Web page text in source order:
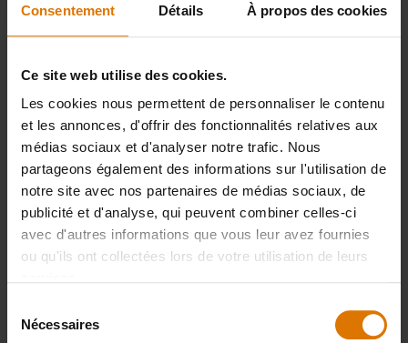
Consentement Détails À propos des cookies
Ce site web utilise des cookies.
Les cookies nous permettent de personnaliser le contenu
et les annonces, d'offrir des fonctionnalités relatives aux
médias sociaux et d'analyser notre trafic. Nous
partageons également des informations sur l'utilisation de
notre site avec nos partenaires de médias sociaux, de
publicité et d'analyse, qui peuvent combiner celles-ci
avec d'autres informations que vous leur avez fournies
ou qu'ils ont collectées lors de votre utilisation de leurs
Nécessaires
Quelques carottes anciennes
(multicolores si possible)
Une généreuse poignée de coriandre
fraîche hachée